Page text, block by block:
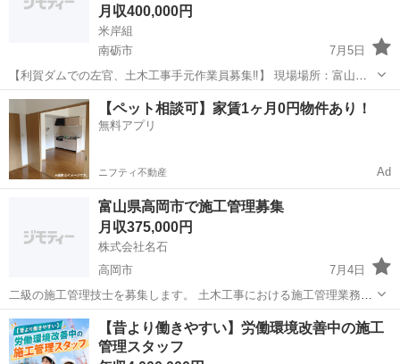
月収400,000円
米岸組
南砺市
7月5日
【利賀ダムでの左官、土木工事手元作業員募集‼️】 現場場所：富山県
利賀ダム 単価(税別):手元19000円 宿舎：有（無料） 食事：食堂にて3
食（給与天引き） 人数：2名 土日休み 持ち物：空調服、安全靴、安全
長靴 提出書...
富山 南砺市 その他
【ペット相談可】家賃1ヶ月0円物件あり！
無料アプリ
ニフティ不動産 Ad
富山県高岡市で施工管理募集
月収375,000円
株式会社名石
高岡市
7月4日
二級の施工管理技士を募集します。 土木工事における施工管理業務を
ご担当いただきます。 作業内容 ・河川・護岸工事 ・U字溝交換 ・管
工事の敷設交換 など 給与 年収：4500000円～ 昇給：あり 賞与：あり
...
富山 高岡市 施工管理
【昔より働きやすい】労働環境改善中の施工
管理スタッフ